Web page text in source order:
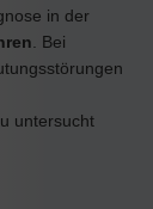
in der
. Bei
untersucht